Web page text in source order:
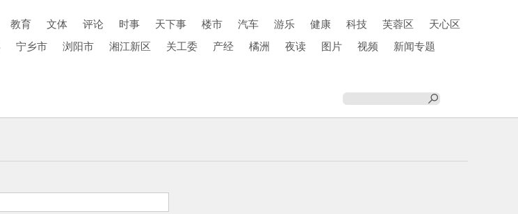
教育 文体 评论 时事 天下事 楼市 汽车 游乐 健康 科技 芙蓉区
天心区
宁乡市 浏阳市 湘江新区 关工委 产经 橘洲 夜读 图片 视频
新闻专题